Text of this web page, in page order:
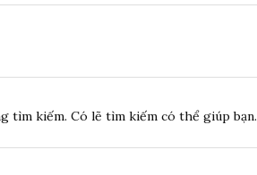
tìm kiếm. Có lẽ tìm kiếm có thể giúp bạn.